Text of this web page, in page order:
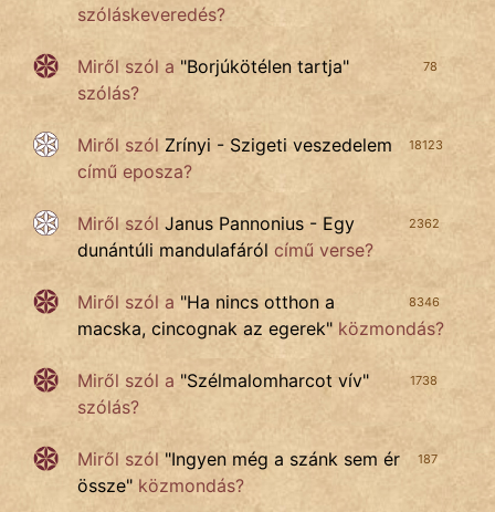
szóláskeveredés?
78
Miről szól a "Borjúkötélen tartja"
szólás?
18123
Miről szól Zrínyi - Szigeti veszedelem
című eposza?
2362
Miről szól Janus Pannonius - Egy
dunántúli mandulafáról című verse?
8346
Miről szól a "Ha nincs otthon a
macska, cincognak az egerek" közmondás?
1738
Miről szól a "Szélmalomharcot vív"
szólás?
187
Miről szól "Ingyen még a szánk sem ér
össze" közmondás?